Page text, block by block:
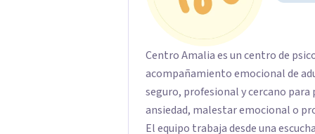
Centro Amalia es un centro de
acompañamiento emocional de
seguro, profesional y cercano
ansiedad, malestar emocional o
El equipo trabaja desde una